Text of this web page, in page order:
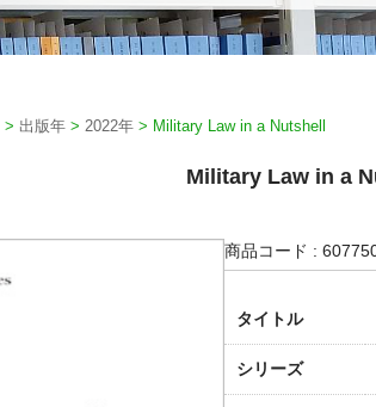
> 出版年 > 2022年 > Military Law in a Nutshell
Military Law in a
商品コード :
タイトル
シリーズ